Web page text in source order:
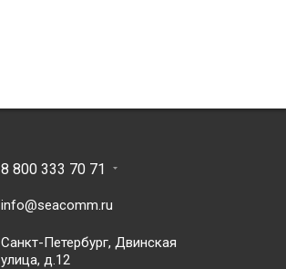
8 800 333 70 71
info@seacomm.ru
Санкт-Петербург, Двинская
улица, д.12